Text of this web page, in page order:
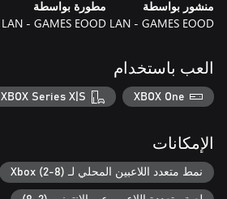
منشور بواسطة
LAN - GAMES EOOD
مطورة بواسطة
LAN - GAMES EOOD
العب باستخدام
XBOX One
XBOX Series X|S
الإمكانات
نمط متعدد اللاعبين المحلي لـ Xbox (2-8)